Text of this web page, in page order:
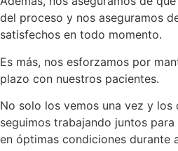
del proceso y nos aseguramos
satisfechos en todo momento.
Es más, nos esforzamos por
plazo con nuestros pacientes.
No solo los vemos una vez y los
seguimos trabajando juntos
en óptimas condiciones durante